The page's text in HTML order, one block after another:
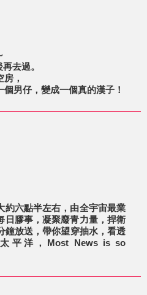
去過。
，
男仔，變成一個真的漢子！
約六點半左右，由全宇宙最業
日膠事，凝聚廢青力量，捍衛
鐘放送，帶你望穿抽水，看透
平洋，Most News is so